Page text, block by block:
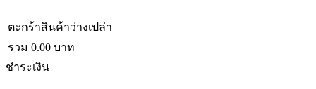
ตะกร้าสินค้าว่างเปล่า
รวม 0.00 บาท
ชำระเงิน